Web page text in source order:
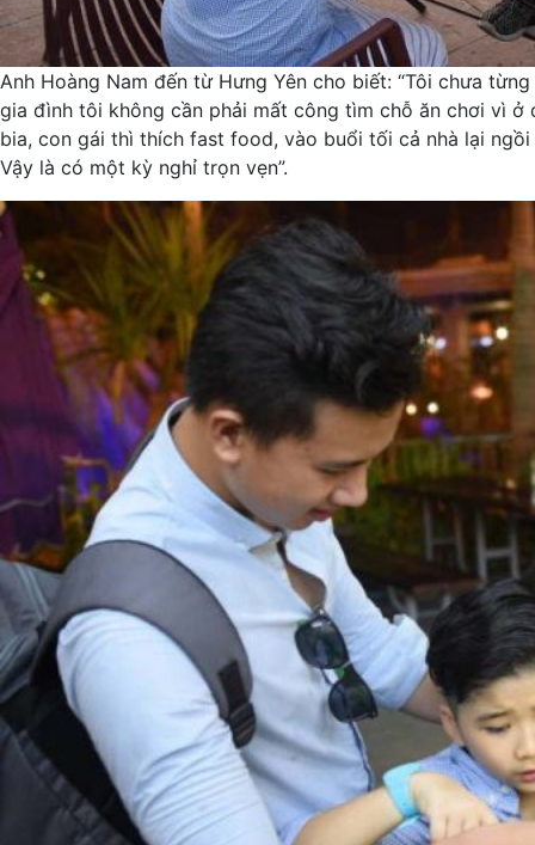
Anh Hoàng Nam đến từ Hưng Yên cho biết: “Tôi chưa
gia đình tôi không cần phải mất công tìm chỗ ăn chơi vì
bia, con gái thì thích fast food, vào buổi tối cả nhà lại
Vậy là có một kỳ nghỉ trọn vẹn”.